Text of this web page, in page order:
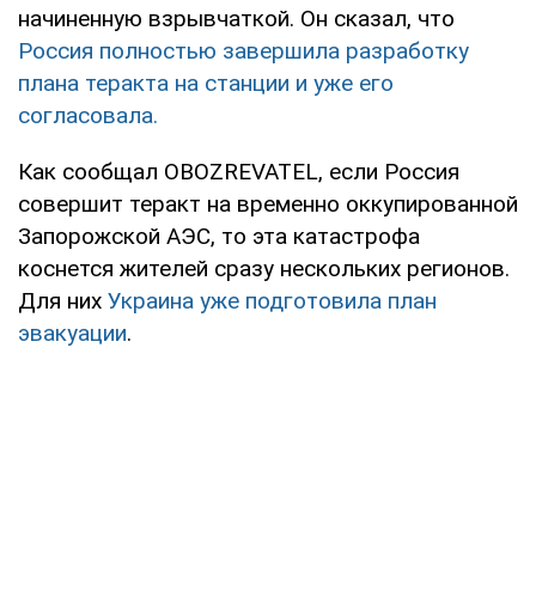
начиненную взрывчаткой. Он сказал, что
Россия полностью завершила разработку
плана теракта на станции и уже его
согласовала.
Как сообщал OBOZREVATEL, если Россия
совершит теракт на временно оккупированной
Запорожской АЭС, то эта катастрофа
коснется жителей сразу нескольких регионов.
Для них Украина уже подготовила план
эвакуации.